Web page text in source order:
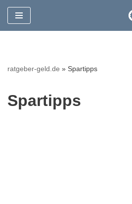
Zum
ratgeber-geld.de » Spartipps
Spartipps